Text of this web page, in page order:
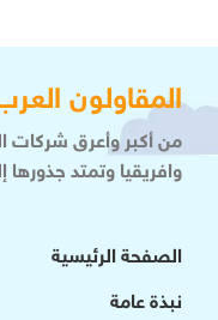
المقاولون
من أكبر وأعرق شركات
وافريقيا وتمتد
الصفحة الرئيسية
نبذة عامة